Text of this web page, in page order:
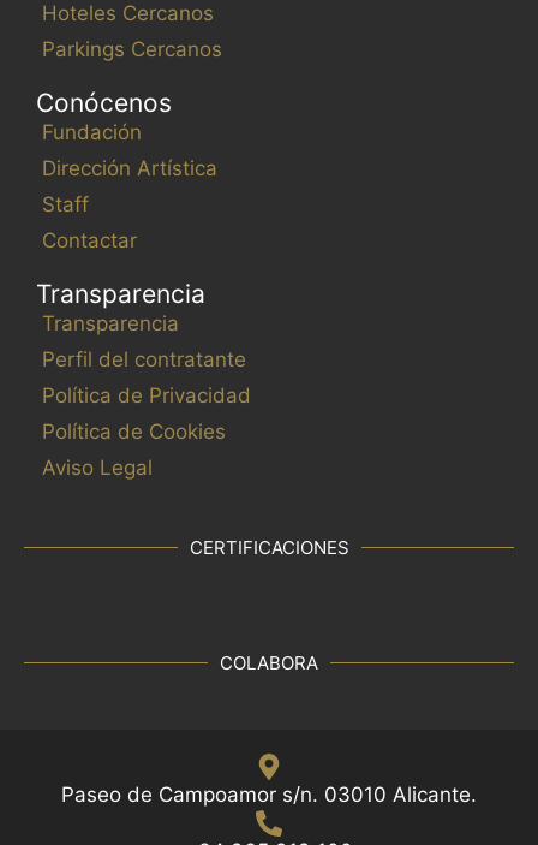
Hoteles Cercanos
Parkings Cercanos
Conócenos
Fundación
Dirección Artística
Staff
Contactar
Transparencia
Transparencia
Perfil del contratante
Política de Privacidad
Política de Cookies
Aviso Legal
CERTIFICACIONES
COLABORA
Paseo de Campoamor s/n. 03010 Alicante.